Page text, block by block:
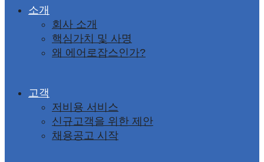
소개
회사 소개
핵심가치 및 사명
왜 에어로잡스인가?
고객
저비용 서비스
신규고객을 위한 제안
채용공고 시작